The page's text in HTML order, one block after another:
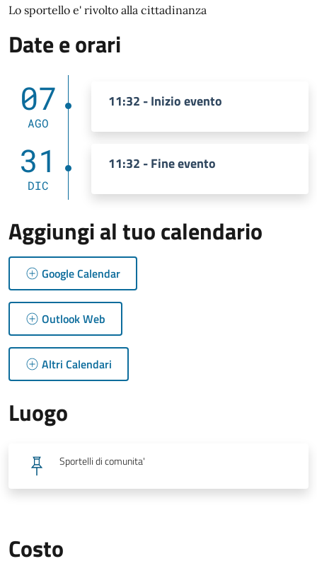
Lo sportello e' rivolto alla cittadinanza
Date e orari
07
AGO
11:32 - Inizio evento
31
DIC
11:32 - Fine evento
Aggiungi al tuo calendario
Google Calendar
Outlook Web
Altri Calendari
Luogo
Sportelli di comunita'
Costo